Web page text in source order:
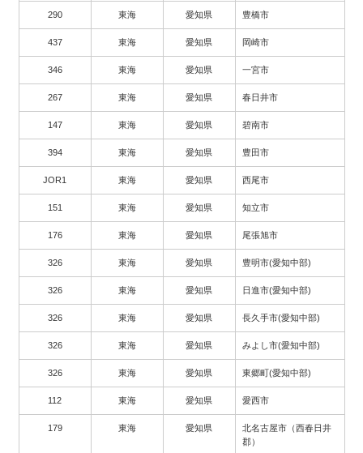
290 東海 愛知県 豊橋市
437 東海 愛知県 岡崎市
346 東海 愛知県 一宮市
267 東海 愛知県 春日井市
147 東海 愛知県 碧南市
394 東海 愛知県 豊田市
JOR1 東海 愛知県 西尾市
151 東海 愛知県 知立市
176 東海 愛知県 尾張旭市
326 東海 愛知県 豊明市(愛知中部)
326 東海 愛知県 日進市(愛知中部)
326 東海 愛知県 長久手市(愛知中部)
326 東海 愛知県 みよし市(愛知中部)
326 東海 愛知県 東郷町(愛知中部)
112 東海 愛知県 愛西市
179 東海 愛知県
北名古屋市（西春日井
郡）